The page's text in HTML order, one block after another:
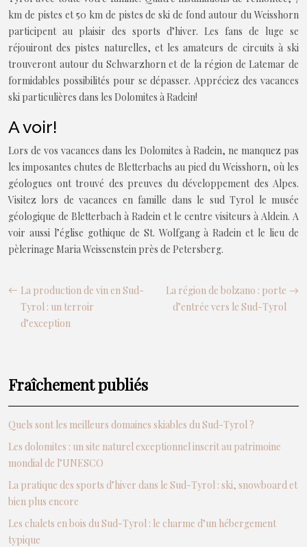
km de pistes et 50 km de pistes de ski de fond autour du Weisshorn
participent au plaisir des sports d’hiver. Les fans de luge se
réjouiront des pistes naturelles, et les amateurs de circuits à ski
trouveront autour du Schwarzhorn et de la région de Latemar de
formidables possibilités pour se dépasser. Appréciez des vacances
ski particulières dans les Dolomites à Radein!
A voir!
Lors de vos vacances dans les Dolomites à Radein, ne manquez pas
les imposantes chutes de Bletterbachs au pied du Weisshorn, où les
géologues ont trouvé des preuves du développement des Alpes.
Visitez lors de vacances en famille dans le sud Tyrol le musée
géologique de Bletterbach à Radein et le centre visiteurs à Aldein. A
voir aussi l’église gothique de St. Wolfgang à Radein et le lieu de
pèlerinage Maria Weissenstein près de Petersberg.
La production de vin en Sud-
Tyrol : un terroir
d’exception
La région de bolzano : porte
d’entrée vers le Sud-Tyrol
Fraîchement publiés
Quels sont les meilleurs domaines skiables du Sud-Tyrol ?
Les dolomites : un site naturel exceptionnel inscrit au patrimoine
mondial de l’UNESCO
La pratique des sports d’hiver dans le Sud-Tyrol : ski, snowboard et
bien plus encore
Les chalets en bois du Sud-Tyrol : le charme d’un hébergement
typique